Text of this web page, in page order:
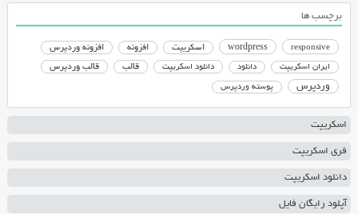
برچسب ها
responsive
wordpress اسکریپت افزونه افزونه وردپرس
ایران اسکریپت دانلود دانلود اسکریپت قالب قالب وردپرس
وردپرس پوسته وردپرس
اسکریپت
فری اسکریپت
دانلود اسکریپت
آپلود رایگان فایل